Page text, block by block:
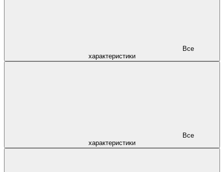
характеристики
характеристики